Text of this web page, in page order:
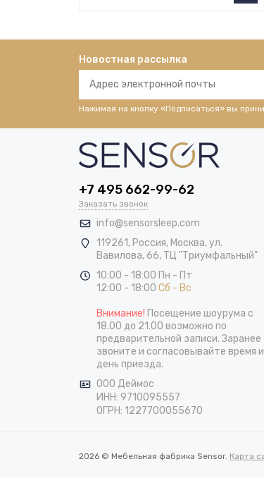
Новостная рассылка
Нажимая на кнопку «Подписаться» вы
+7 495 662-99-62
Заказать звонок
info@sensorsleep.com
119261, Россия, Москва,ул.
Вавилова, 66, ТЦ "Триумфальный"
10:00 - 18:00 Пн - Пт
12:00 - 18:00 Сб - Вс
Внимание! Посещение шоурума с
18.00 до 21.00 возможно по
предварительной записи. Заранее
звоните и согласовывайте время и
день приезда.
ООО Деймос
ИНН: 9710095557
ОГРН: 1227700055670
2026 © Мебельная фабрика Sensor. Карта